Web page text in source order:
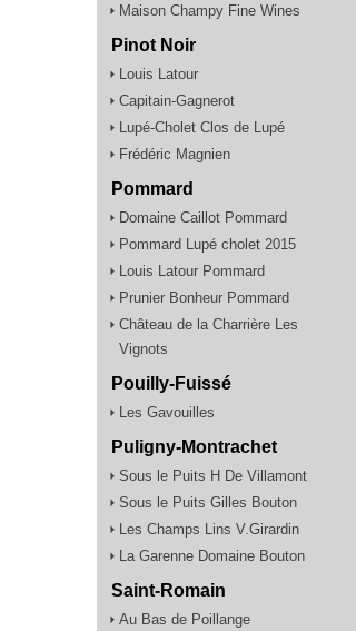
Maison Champy Fine Wines
Pinot Noir
Louis Latour
Capitain-Gagnerot
Lupé-Cholet Clos de Lupé
Frédéric Magnien
Pommard
Domaine Caillot Pommard
Pommard Lupé cholet 2015
Louis Latour Pommard
Prunier Bonheur Pommard
Château de la Charrière Les
Vignots
Pouilly-Fuissé
Les Gavouilles
Puligny-Montrachet
Sous le Puits H De Villamont
Sous le Puits Gilles Bouton
Les Champs Lins V.Girardin
La Garenne Domaine Bouton
Saint-Romain
Au Bas de Poillange